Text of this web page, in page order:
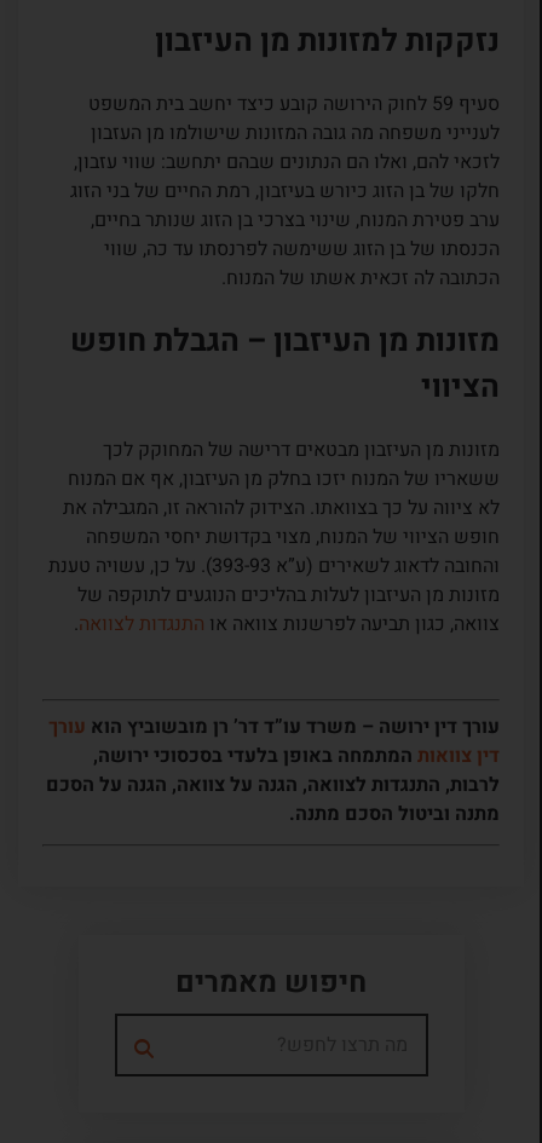
נזקקות למזונות מן העיזבון
סעיף 59 לחוק הירושה קובע כיצד יחשב בית המשפט
לענייני משפחה מה גובה המזונות שישולמו מן העזבון
לזכאי להם, ואלו הם הנתונים שבהם יתחשב: שווי עזבון,
חלקו של בן הזוג כיורש בעיזבון, רמת החיים של בני הזוג
ערב פטירת המנוח, שינוי בצרכי בן הזוג שנותר בחיים,
הכנסתו של בן הזוג ששימשה לפרנסתו עד כה, שווי
הכתובה לה זכאית אשתו של המנוח.
מזונות מן העיזבון – הגבלת חופש
הציווי
מזונות מן העיזבון מבטאים דרישה של המחוקק לכך
ששאריו של המנוח יזכו בחלק מן העיזבון, אף אם המנוח
לא ציווה על כך בצוואתו. הצידוק להוראה זו, המגבילה את
חופש הציווי של המנוח, מצוי בקדושת יחסי המשפחה
והחובה לדאוג לשאירים (ע”א 393-93). על כן, עשויה טענת
מזונות מן העיזבון לעלות בהליכים הנוגעים לתוקפה של
צוואה, כגון תביעה לפרשנות צוואה או התנגדות לצוואה.
עורך דין ירושה – משרד עו”ד דר’ רן מובשוביץ הוא עורך
דין צוואותהמתמחה באופן בלעדי בסכסוכי ירושה,
לרבות, התנגדות לצוואה, הגנה על צוואה, הגנה על הסכם
מתנה וביטול הסכם מתנה.
חיפוש מאמרים